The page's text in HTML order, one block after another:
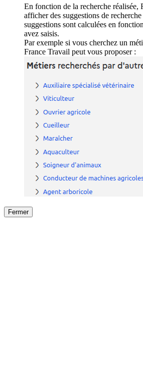
En fonction de la recherche réalisée,
afficher des suggestions de
suggestions sont calculées en
avez saisis.
Par exemple si vous cherchez un
France Travail peut vous proposer :
Fermer